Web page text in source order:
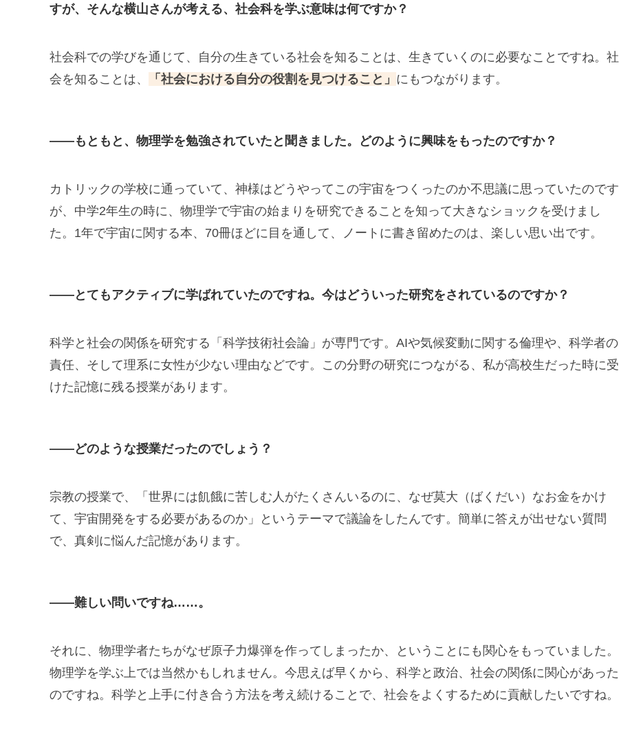
すが、そんな横山さんが考える、社会科を学ぶ意味は何ですか？
社会科での学びを通じて、自分の生きている社会を知ることは、生きていくのに必要なことですね。社
会を知ることは、
「社会における自分の役割を見つけること」 にもつながります。
——もともと、物理学を勉強されていたと聞きました。どのように興味をもったのですか？
カトリックの学校に通っていて、神様はどうやってこの宇宙をつくったのか不思議に思っていたのです
が、中学2年生の時に、物理学で宇宙の始まりを研究できることを知って大きなショックを受けまし
た。1年で宇宙に関する本、70冊ほどに目を通して、ノートに書き留めたのは、楽しい思い出です。
——とてもアクティブに学ばれていたのですね。今はどういった研究をされているのですか？
科学と社会の関係を研究する「科学技術社会論」が専門です。AIや気候変動に関する倫理や、科学者の
責任、そして理系に女性が少ない理由などです。この分野の研究につながる、私が高校生だった時に受
けた記憶に残る授業があります。
——どのような授業だったのでしょう？
宗教の授業で、「世界には飢餓に苦しむ人がたくさんいるのに、なぜ莫大（ばくだい）なお金をかけ
て、宇宙開発をする必要があるのか」というテーマで議論をしたんです。簡単に答えが出せない質問
で、真剣に悩んだ記憶があります。
——難しい問いですね……。
それに、物理学者たちがなぜ原子力爆弾を作ってしまったか、ということにも関心をもっていました。
物理学を学ぶ上では当然かもしれません。今思えば早くから、科学と政治、社会の関係に関心があった
のですね。科学と上手に付き合う方法を考え続けることで、社会をよくするために貢献したいですね。